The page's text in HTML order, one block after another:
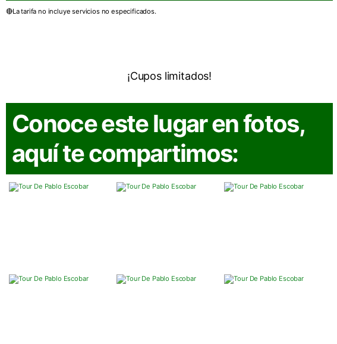
La tarifa no incluye servicios no especificados.
Cupos limitados
Conoce este lugar en fotos,
aquí te compartimos: